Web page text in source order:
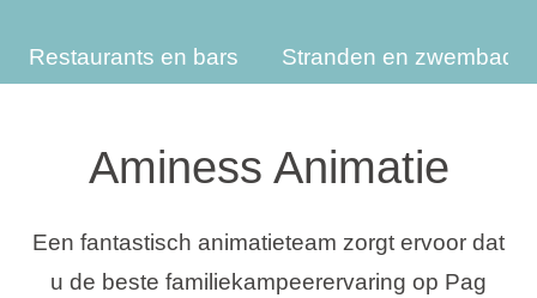
Ami Loyalty programma
Restaurants en bars Stranden en
Aminess Animatie
Een fantastisch animatieteam zorgt ervoor dat
u de beste familiekampeerervaring op Pag